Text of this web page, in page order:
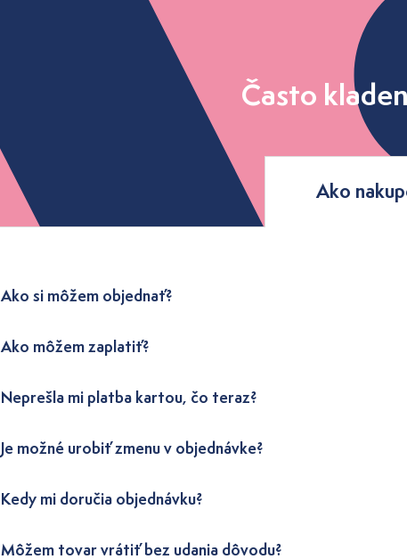
Často
Ako
Ako si môžem objednať?
Ako môžem zaplatiť?
Neprešla mi platba kartou, čo teraz?
Je možné urobiť zmenu v objednávke?
Kedy mi doručia objednávku?
Môžem tovar vrátiť bez udania dôvodu?